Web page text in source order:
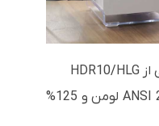
تصاویر زنده با روشنایی 2300 ANSI لومن و 125%